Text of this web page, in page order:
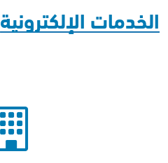
الخدمات الإلكترونية